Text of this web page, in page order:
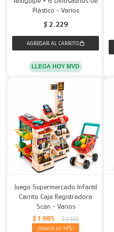
Plástico - Varios
$ 2.229
LLEGA HOY MVD
Juego Supermercado Infantil
Carrito Caja Registradora
Scan - Varios
$ 1.985 $ 2.335
14
Fundas
Accesorios para el hogar
Herramientas
Muebles Infantiles